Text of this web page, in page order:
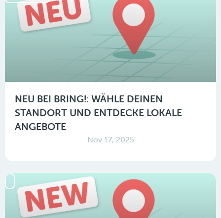
NEU BEI BRING!: WÄHLE DEINEN
STANDORT UND ENTDECKE LOKALE
ANGEBOTE
Nov 17, 2025